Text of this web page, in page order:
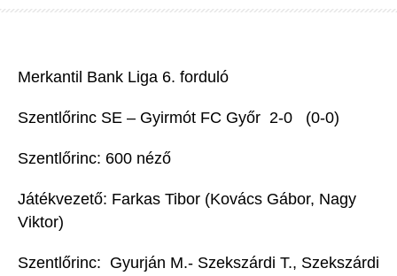
Merkantil Bank Liga 6. forduló
Szentlőrinc SE – Gyirmót FC Győr 2-0 (0-0)
Szentlőrinc: 600 néző
Játékvezető: Farkas Tibor (Kovács Gábor, Nagy
Viktor)
Szentlőrinc: Gyurján M.- Szekszárdi T., Szekszárdi